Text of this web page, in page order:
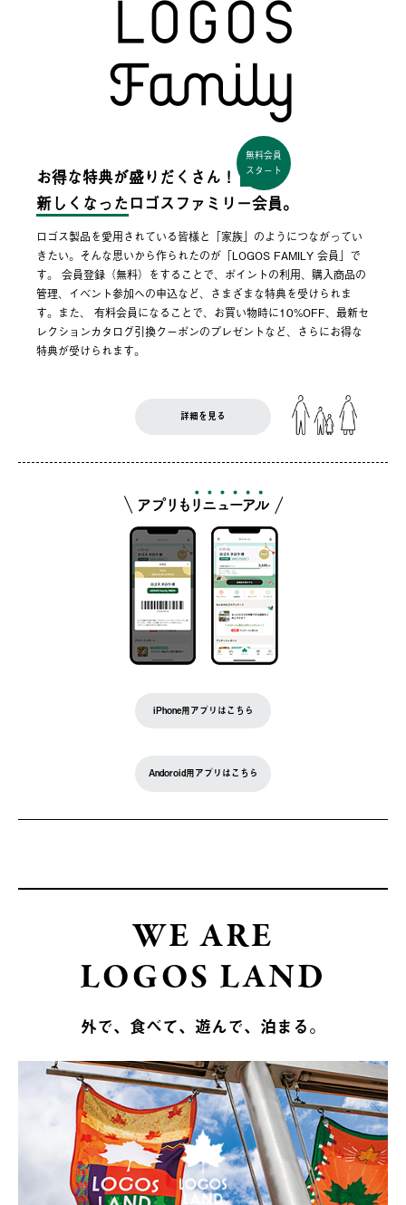
お得な特典が盛りだくさん！
無料会員
スタート
新しくなった ロゴスファミリー会員。
ロゴス製品を愛用されている皆様と「家族」のようにつながってい
きたい。そんな思いから作られたのが「LOGOS FAMILY 会員」で
す。 会員登録（無料）をすることで、ポイントの利用、購入商品の
管理、イベント参加への申込など、さまざまな特典を受けられま
す。また、 有料会員になることで、お買い物時に10%OFF、最新セ
レクションカタログ引換クーポンのプレゼントなど、さらにお得な
特典が受けられます。
詳細を見る
iPhone用アプリはこちら
Andoroid用アプリはこちら
WE ARE
LOGOS LAND
外で、食べて、遊んで、泊まる。